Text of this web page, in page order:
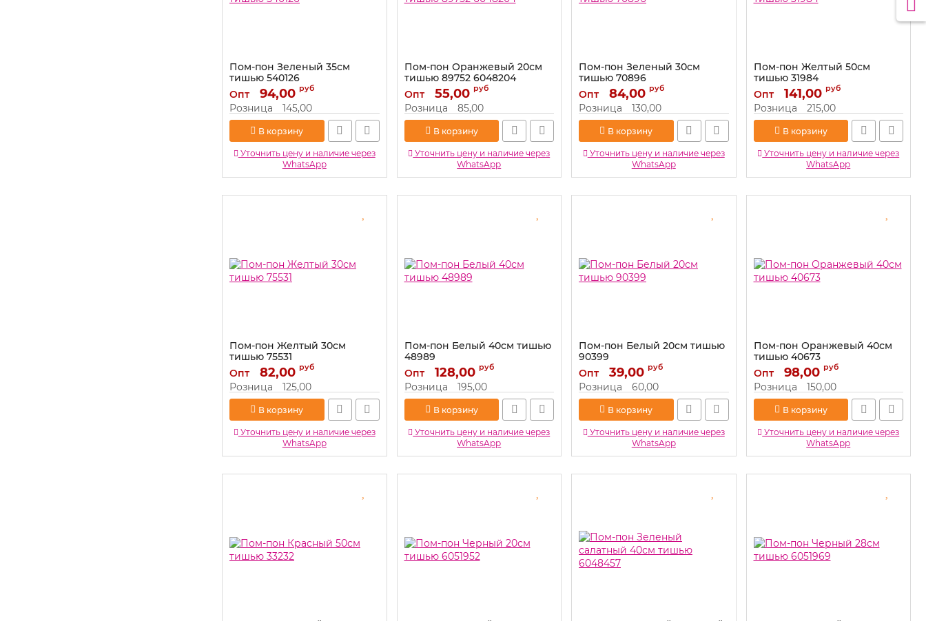
Пом-пон Зеленый 35см
тишью 540126
Артикул: 540126
Опт 94,00 руб
Розница 145,00
В корзину
Уточнить цену и наличие через
WhatsApp
Пом-пон Оранжевый 20см
тишью 89752 6048204
Артикул: 6048204
Опт 55,00 руб
Розница 85,00
В корзину
Уточнить цену и наличие через
WhatsApp
Пом-пон Зеленый 30см
тишью 70896
Артикул: 70896
Опт 84,00 руб
Розница 130,00
В корзину
Уточнить цену и наличие через
WhatsApp
Пом-пон Желтый 50см
тишью 31984
Артикул: 31984
Опт 141,00 руб
Розница 215,00
В корзину
Уточнить цену и наличие через
WhatsApp
Пом-пон Желтый 30см
тишью 75531
Артикул: 75531
Опт 82,00 руб
Розница 125,00
В корзину
Уточнить цену и наличие через
WhatsApp
Пом-пон Белый 40см тишью
48989
Артикул: 48989
Опт 128,00 руб
Розница 195,00
В корзину
Уточнить цену и наличие через
WhatsApp
Пом-пон Белый 20см тишью
90399
Артикул: 90399
Опт 39,00 руб
Розница 60,00
В корзину
Уточнить цену и наличие через
WhatsApp
Пом-пон Оранжевый 40см
тишью 40673
Артикул: 40673
Опт 98,00 руб
Розница 150,00
В корзину
Уточнить цену и наличие через
WhatsApp